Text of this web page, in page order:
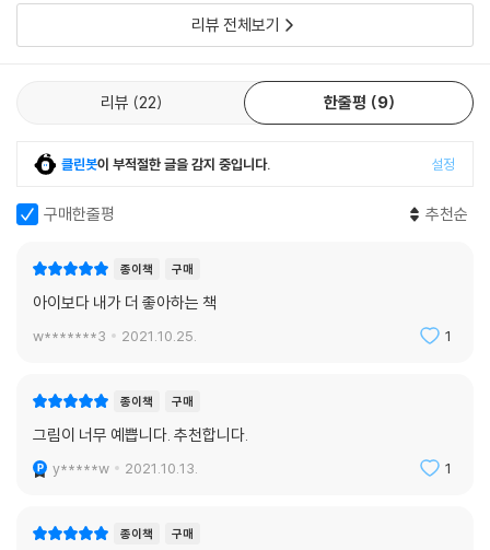
리뷰 전체보기
리뷰 22 한줄평 9
클린봇이 부적절한 글을 감지 중입니다. 설정
구매한줄평 추천순
종이책 구매
아이보다 내가 더 좋아하는 책
w*******3 2021.10.25. 1
종이책 구매
그림이 너무 예쁩니다. 추천합니다.
y*****w 2021.10.13. 1
종이책 구매